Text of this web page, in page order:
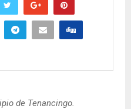
de Tenancingo.